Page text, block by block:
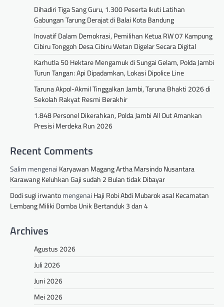
Dihadiri Tiga Sang Guru, 1.300 Peserta Ikuti Latihan
Gabungan Tarung Derajat di Balai Kota Bandung
Inovatif Dalam Demokrasi, Pemilihan Ketua RW 07 Kampung
Cibiru Tonggoh Desa Cibiru Wetan Digelar Secara Digital
Karhutla 50 Hektare Mengamuk di Sungai Gelam, Polda Jambi
Turun Tangan: Api Dipadamkan, Lokasi Dipolice Line
Taruna Akpol-Akmil Tinggalkan Jambi, Taruna Bhakti 2026 di
Sekolah Rakyat Resmi Berakhir
1.848 Personel Dikerahkan, Polda Jambi All Out Amankan
Presisi Merdeka Run 2026
Recent Comments
Salim mengenai Karyawan Magang Artha Marsindo Nusantara
Karawang Keluhkan Gaji sudah 2 Bulan tidak Dibayar
Dodi sugi irwantomengenai Haji Robi Abdi Mubarok asal Kecamatan
Lembang Miliki Domba Unik Bertanduk 3 dan 4
Archives
Agustus 2026
Juli 2026
Juni 2026
Mei 2026